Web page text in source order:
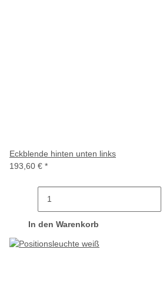
Eckblende hinten unten links
193,60 € *
In den Warenkorb